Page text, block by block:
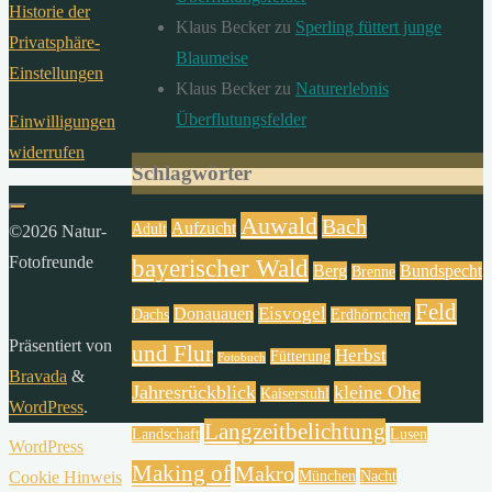
Klaus Becker zu Sperling füttert junge
Blaumeise
Klaus Becker zu Naturerlebnis
Überflutungsfelder
Schlagwörter
Adult Aufzucht AuwaldBach
bayerischer Wald Berg Brenne Bundspecht
Dachs Donauauen Eisvogel Erdhörnchen Feld
und Flur Fotobuch Fütterung Herbst
Jahresrückblick Kaiserstuhl kleine Ohe
Landschaft Langzeitbelichtung Lusen
Making ofMakro München Nacht
Historie der
Privatsphäre-
Einstellungen
Einwilligungen
widerrufen
©2026 Natur-
Fotofreunde
Präsentiert von
Bravada &
WordPress.
WordPress
Cookie Hinweis